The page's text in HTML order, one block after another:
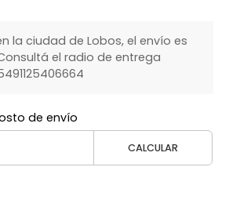
la ciudad de Lobos, el envío es
Consultá el radio de entrega
de envío
CALCULAR